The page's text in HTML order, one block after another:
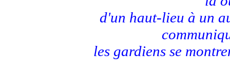
d'un haut-lieu à un
les gardiens se